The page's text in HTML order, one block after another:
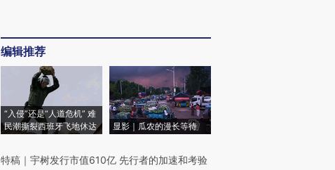
编辑推荐
“入侵”还是“人道危机” 难
民潮撕裂西班牙飞地休达
显影｜瓜农的漫长等待
特稿 ｜ 宇树发行市值610亿 先行者的加速和考验